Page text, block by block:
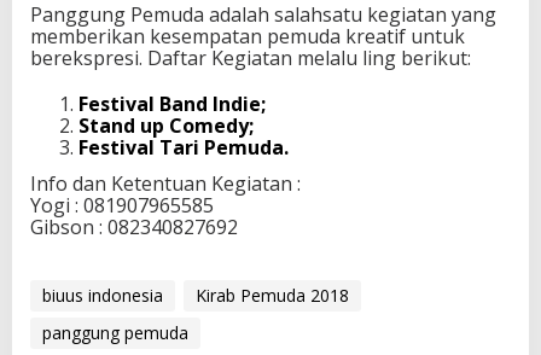
Panggung Pemuda adalah salahsatu kegiatan yang
memberikan kesempatan pemuda kreatif untuk
berekspresi. Daftar Kegiatan melalu ling berikut:
Festival Band Indie;
Stand up Comedy;
Festival Tari Pemuda.
Info dan Ketentuan Kegiatan :
Yogi : 081907965585
Gibson : 082340827692
biuus indonesia
Kirab Pemuda 2018
panggung pemuda